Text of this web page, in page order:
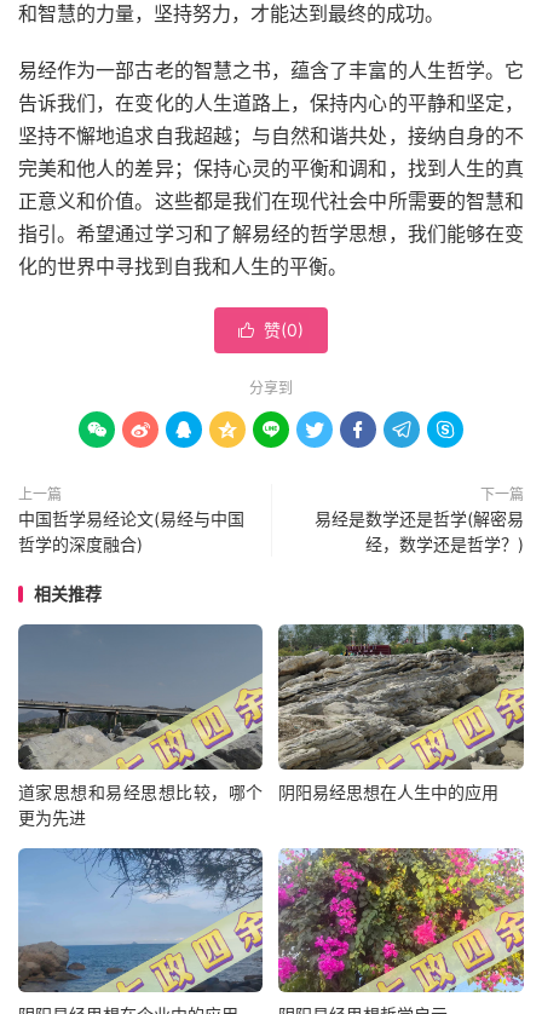
和智慧的力量，坚持努力，才能达到最终的成功。
易经作为一部古老的智慧之书，蕴含了丰富的人生哲学。它
告诉我们，在变化的人生道路上，保持内心的平静和坚定，
坚持不懈地追求自我超越；与自然和谐共处，接纳自身的不
完美和他人的差异；保持心灵的平衡和调和，找到人生的真
正意义和价值。这些都是我们在现代社会中所需要的智慧和
指引。希望通过学习和了解易经的哲学思想，我们能够在变
化的世界中寻找到自我和人生的平衡。
 赞(0)
分享到
        
上一篇
中国哲学易经论文(易经与中国
哲学的深度融合)
下一篇
易经是数学还是哲学(解密易
经，数学还是哲学？)
相关推荐
道家思想和易经思想比较，哪个
更为先进
阴阳易经思想在人生中的应用